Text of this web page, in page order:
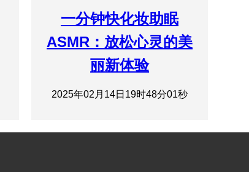
一分钟快化妆助眠
ASMR：放松心灵的美
丽新体验
2025年02月14日19时48分01秒